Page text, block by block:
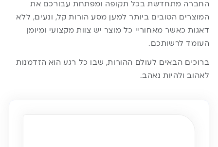
החברה מתחדשת בכל תקופה ומפתחת עבורכם את
המוצרים הטובים ביותר למען מסע הורות קל, ונעים, ללא
דאגות כאשר מאחוריי כל מוצר יש צוות מקצועי ומיומן
העומד לרשותכם.
ברוכים הבאים לעולם ההורות, שבו כל רגע הוא הזדמנות
לאהוב ולהיות נאהב.